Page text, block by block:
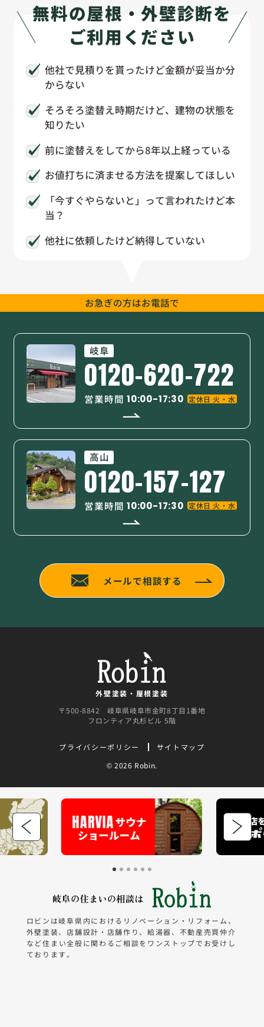
無料の屋根・外壁診断を
ご利用ください
他社で見積りを貰ったけど金額が妥当か分
からない
そろそろ塗替え時期だけど、建物の状態を
知りたい
前に塗替えをしてから8年以上経っている
お値打ちに済ませる方法を提案してほしい
「今すぐやらないと」って言われたけど本
当？
他社に依頼したけど納得していない
お急ぎの方はお電話で
岐阜
0120-620-722
営業時間 10:00-17:30 定休日 火・水
高山
0120-157-127
営業時間 10:00-17:30 定休日 火・水
メールで相談する
外壁塗装・屋根塗装
〒500-8842 岐阜県岐阜市金町8丁目1番地
フロンティア丸杉ビル 5階
プライバシーポリシー
サイトマップ
©2026 Robin.
ロビンは岐阜県内におけるリノベーション・リフォーム、
外壁塗装、店舗設計・店舗作り、給湯器、不動産売買仲介
など住まい全般に関わるご相談をワンストップでお受けし
ております。